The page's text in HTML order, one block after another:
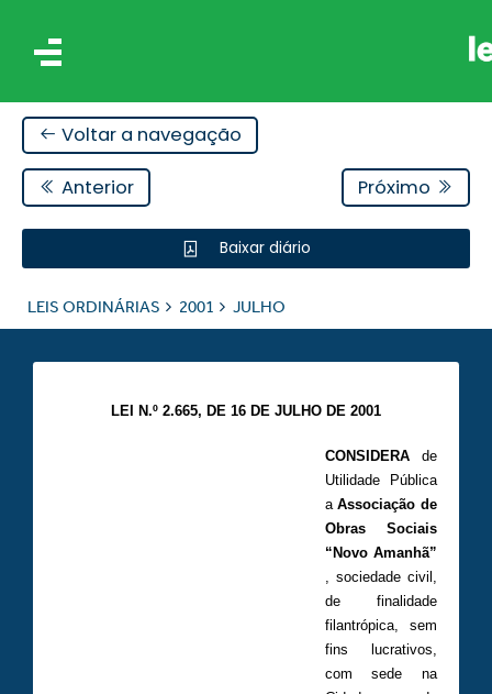
Voltar a navegação
Anterior Próximo
Baixar diário
LEIS ORDINÁRIAS 2001 JULHO
LEI N.º 2.665, DE 16 DE JULHO DE 2001
CONSIDERAde
Utilidade Pública
aAssociação de
Obras Sociais
“Novo Amanhã”
, sociedade civil,
de finalidade
filantrópica, sem
fins lucrativos,
com sede na